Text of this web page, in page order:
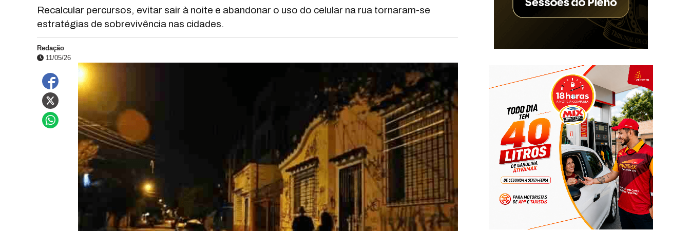
Recalcular percursos, evitar sair à noite e abandonar o uso do celular na rua tornaram-se
estratégias de sobrevivência nas cidades.
Redação
11/05/26